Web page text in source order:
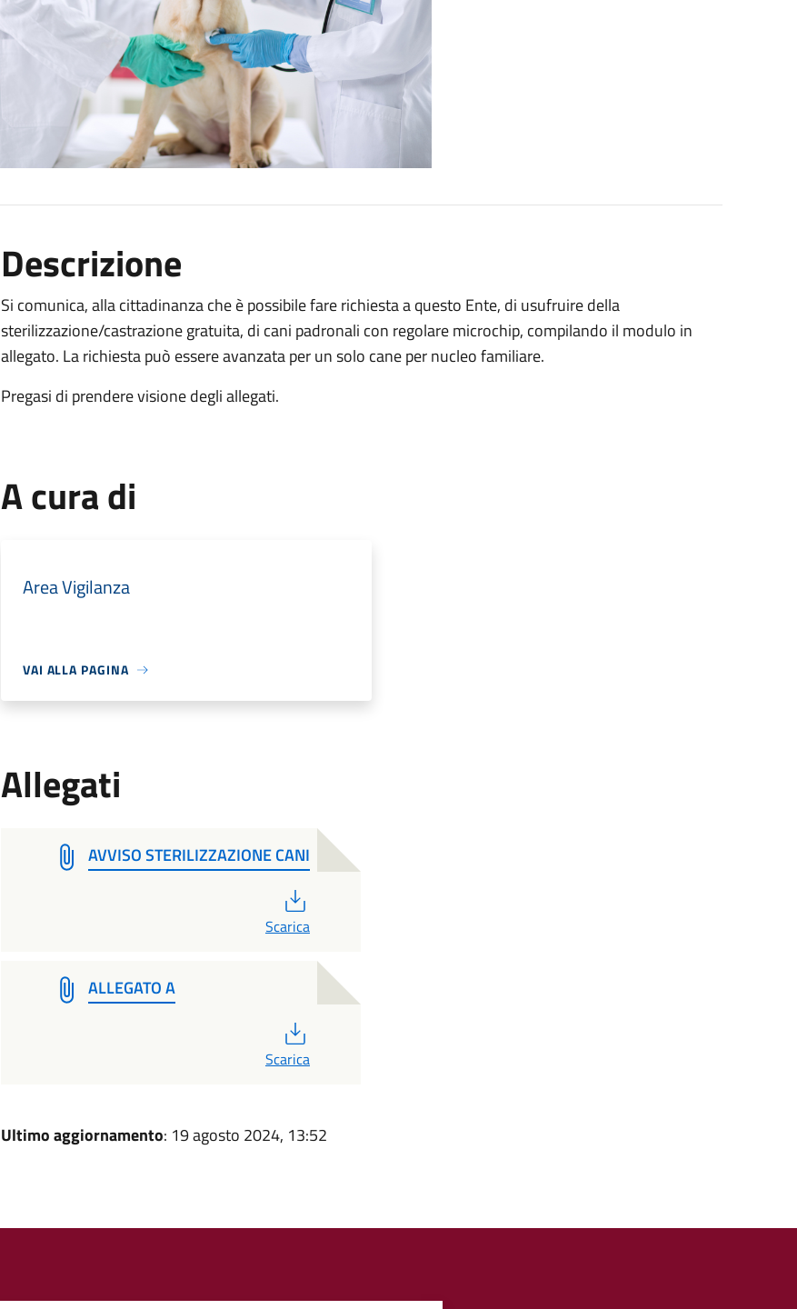
Descrizione
Si comunica, alla cittadinanza che è possibile fare richiesta a questo Ente, di usufruire della
sterilizzazione/castrazione gratuita, di cani padronali con regolare microchip, compilando il modulo in
allegato. La richiesta può essere avanzata per un solo cane per nucleo familiare.
Pregasi di prendere visione degli allegati.
A cura di
Area Vigilanza
VAI ALLA PAGINA
Allegati
AVVISO STERILIZZAZIONE CANI
Scarica
ALLEGATO A
Scarica
Ultimo aggiornamento: 19 agosto 2024, 13:52